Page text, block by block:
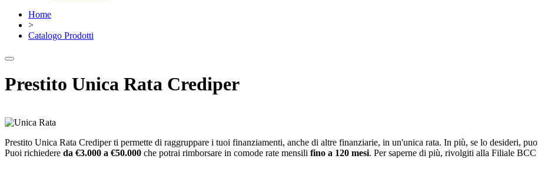
Home
>
Catalogo Prodotti
Prestito Unica Rata Crediper
Prestito Unica Rata Crediper ti permette di raggruppare i tuoi finanziamenti, anche di altre finanziarie, in un'unica rata. In più, se lo desideri,
Puoi richiedere da €3.000 a €50.000 che potrai rimborsare in comode rate mensili fino a 120 mesi. Per saperne di più, rivolgiti alla Filiale